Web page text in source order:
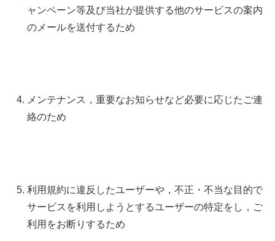
ャンペーン等及び当社が提供する他のサービスの案内
のメールを送付するため
メンテナンス，重要なお知らせなど必要に応じたご連
絡のため
利用規約に違反したユーザーや，不正・不当な目的で
サービスを利用しようとするユーザーの特定をし，ご
利用をお断りするため